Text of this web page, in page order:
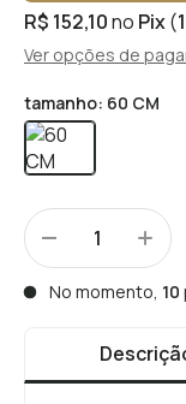
R$ 152,10no Pix(
Ver opções de
tamanho: 60 CM
No momento, 10